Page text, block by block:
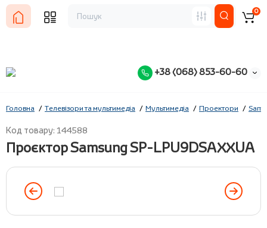
+38 (068) 853-60-60
0
Головна Телевізори та мультимедіа Мультимедіа Проектори
Код товару: 144588
Проєктор Samsung SP-LPU9DSAXXUA